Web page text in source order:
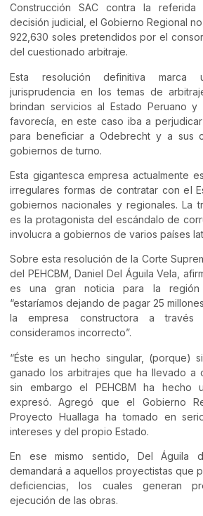
Construcción SAC contra la referida
decisión judicial, el Gobierno Regional
922,630 soles pretendidos por el
del cuestionado arbitraje.
Esta resolución definitiva marca
jurisprudencia en los temas de
brindan servicios al Estado Peruano y
favorecía, en este caso iba a perjudicar
para beneficiar a Odebrecht y a sus
gobiernos de turno.
Esta gigantesca empresa actualmente
irregulares formas de contratar con el
gobiernos nacionales y regionales. La
es la protagonista del escándalo de
involucra a gobiernos de varios países
Sobre esta resolución de la Corte
del PEHCBM, Daniel Del Águila Vela,
es una gran noticia para la región
“estaríamos dejando de pagar 25
la empresa constructora a
consideramos incorrecto”.
“Éste es un hecho singular, (porque)
ganado los arbitrajes que ha llevado a
sin embargo el PEHCBM ha hecho
expresó. Agregó que el Gobierno
Proyecto Huallaga ha tomado en
intereses y del propio Estado.
En ese mismo sentido, Del Águila
demandará a aquellos proyectistas que
deficiencias, los cuales generan
ejecución de las obras.